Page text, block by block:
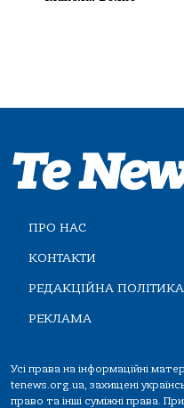
ПРО НАС
КОНТАКТИ
РЕДАКЦІЙНА ПОЛІТИКА
РЕКЛАМА
Усі права на інформаційні
tenews.org.ua, захищені
право та інші суміжні права.